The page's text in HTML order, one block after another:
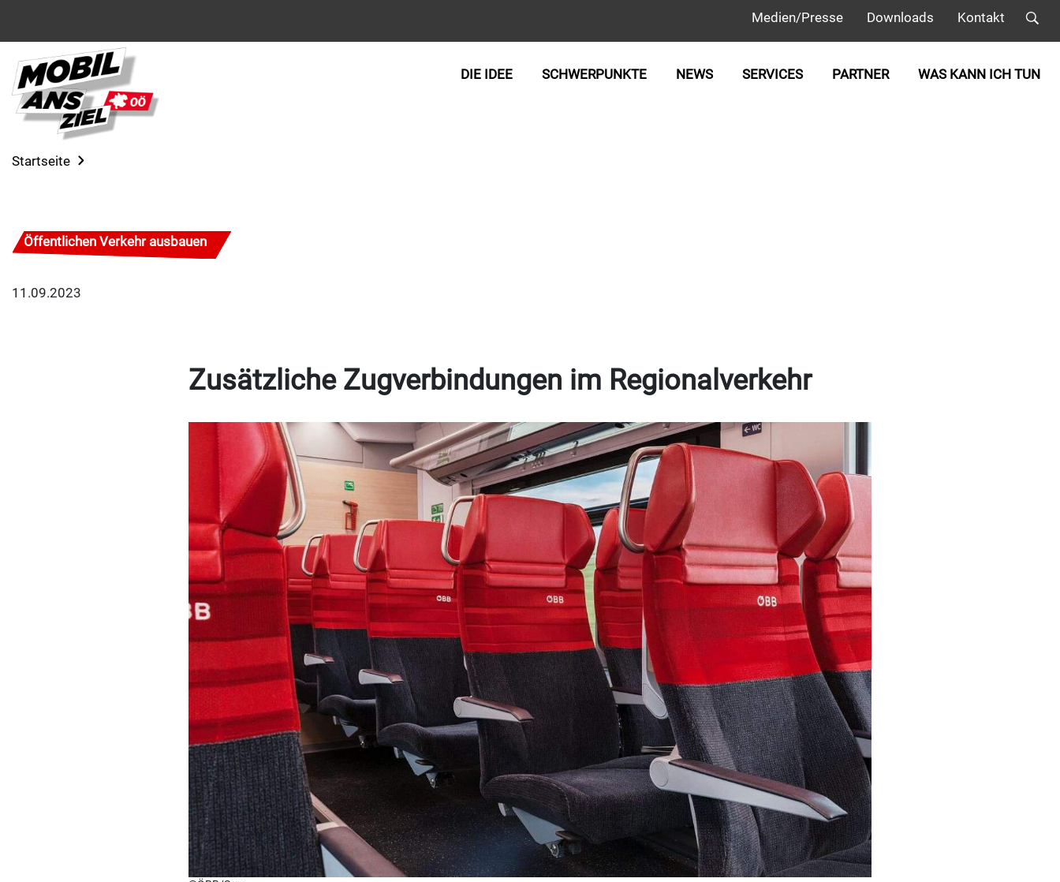
Medien/Presse Downloads Kontakt
DIE IDEE SCHWERPUNKTE NEWS SERVICES PARTNER WAS KANN ICH TUN
Startseite
Öffentlichen Verkehr ausbauen
11.09.2023
Zusätzliche Zugverbindungen im Regionalverkehr